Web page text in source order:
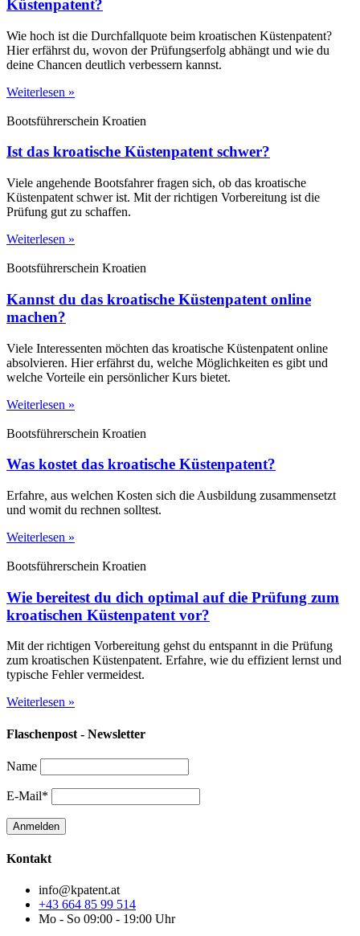
Küstenpatent?
Wie hoch ist die Durchfallquote beim kroatischen Küstenpatent?
Hier erfährst du, wovon der Prüfungserfolg abhängt und wie du
deine Chancen deutlich verbessern kannst.
Weiterlesen »
Bootsführerschein Kroatien
Ist das kroatische Küstenpatent schwer?
Viele angehende Bootsfahrer fragen sich, ob das kroatische
Küstenpatent schwer ist. Mit der richtigen Vorbereitung ist die
Prüfung gut zu schaffen.
Weiterlesen »
Bootsführerschein Kroatien
Kannst du das kroatische Küstenpatent online
machen?
Viele Interessenten möchten das kroatische Küstenpatent online
absolvieren. Hier erfährst du, welche Möglichkeiten es gibt und
welche Vorteile ein persönlicher Kurs bietet.
Weiterlesen »
Bootsführerschein Kroatien
Was kostet das kroatische Küstenpatent?
Erfahre, aus welchen Kosten sich die Ausbildung zusammensetzt
und womit du rechnen solltest.
Weiterlesen »
Bootsführerschein Kroatien
Wie bereitest du dich optimal auf die Prüfung zum
kroatischen Küstenpatent vor?
Mit der richtigen Vorbereitung gehst du entspannt in die Prüfung
zum kroatischen Küstenpatent. Erfahre, wie du effizient lernst und
typische Fehler vermeidest.
Weiterlesen »
Flaschenpost - Newsletter
Name
E-Mail*
Kontakt
info@kpatent.at
+43 664 85 99 514
Mo - So 09:00 - 19:00 Uhr